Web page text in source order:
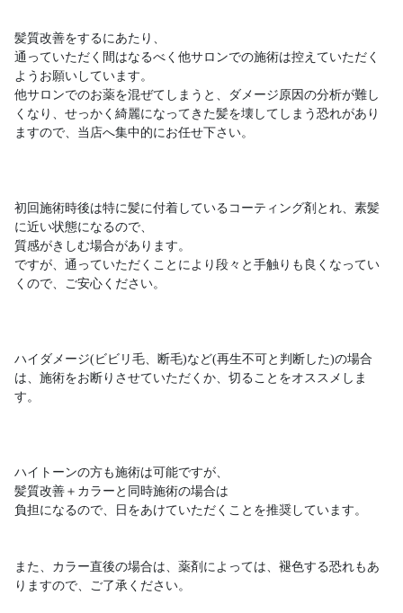
髪質改善をするにあたり、
通っていただく間はなるべく他サロンでの施術は控えていただく
ようお願いしています。
他サロンでのお薬を混ぜてしまうと、ダメージ原因の分析が難し
くなり、せっかく綺麗になってきた髪を壊してしまう恐れがあり
ますので、当店へ集中的にお任せ下さい。
初回施術時後は特に髪に付着しているコーティング剤とれ、素髪
に近い状態になるので、
質感がきしむ場合があります。
ですが、通っていただくことにより段々と手触りも良くなってい
くので、ご安心ください。
ハイダメージ(ビビリ毛、断毛)など(再生不可と判断した)の場合
は、施術をお断りさせていただくか、切ることをオススメしま
す。
ハイトーンの方も施術は可能ですが、
髪質改善＋カラーと同時施術の場合は
負担になるので、日をあけていただくことを推奨しています。
また、カラー直後の場合は、薬剤によっては、褪色する恐れもあ
りますので、ご了承ください。